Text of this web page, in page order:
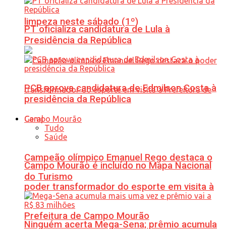
limpeza neste sábado (1º)
Campeão olímpico Emanuel Rego destaca o
poder transformador do esporte em visita à
Prefeitura de Campo Mourão
PT oficializa candidatura de Lula à
Presidência da República
PCB aprova candidatura de Edmilson Costa à
presidência da República
Geral
Tudo
Saúde
Campo Mourão é incluído no Mapa Nacional
do Turismo
Ninguém acerta Mega-Sena; prêmio acumula